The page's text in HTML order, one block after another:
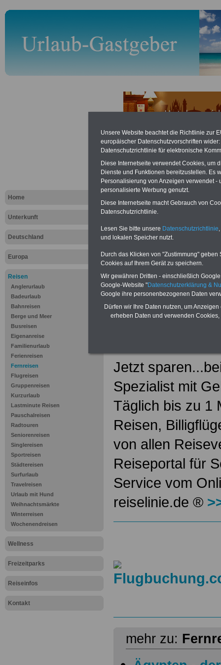
Home
Unterkunft
Deutschland
Europa
Reisen
Anglerurlaub
Badeurlaub
Bahnreisen
Berge und Meer
Busreisen
Eigenanreise
Familienurlaub
Ferienreisen
Fernreisen
Flugreisen
Gruppenreisen
Kurzurlaub
Lastminute Reisen
Pauschalreisen
Radtouren
Seniorenreisen
Singlereisen
Sportreisen
Städtereisen
Surfurlaub
Travelreisen
Urlaub mit Hund
Weihnachtsmärkte
Winterreisen
Wochenendreisen
Wellness
Freizeitparks
Reiseinfos
Kontakt
Australien
Ferien
.
Last Minute
Jetzt
Spezialist mit
Täglich bis zu 1
Reisen,
von allen
Reiseportal für
Service vom
reiselinie.de ®
mehr zu:
Unsere Website beachtet die Richtlinie zur
europäischer Datenschutzvorschriften
Datenschutzrichtlinie für elektronische
Diese Internetseite verwendet Cookies, um
Dienste und Funktionen bereitzustellen. Es
Personalisierung von Anzeigen verwendet
personalisierte Werbung genutzt.
Diese Internetseite macht Gebrauch von
Datenschutzrichtlinie.
Lesen Sie bitte unsere Datenschutzrichtlinie
und lokalen Speicher nutzt.
Durch das Klicken von "Zustimmung"
Cookies auf Ihrem Gerät zu speichern.
Wir gewähren Dritten - einschließlich
Google-Website "Datenschutzerklärung &
Google ihre personenbezogenen Daten
Dürfen wir Ihre Daten nutzen, um
erheben Daten und verwenden